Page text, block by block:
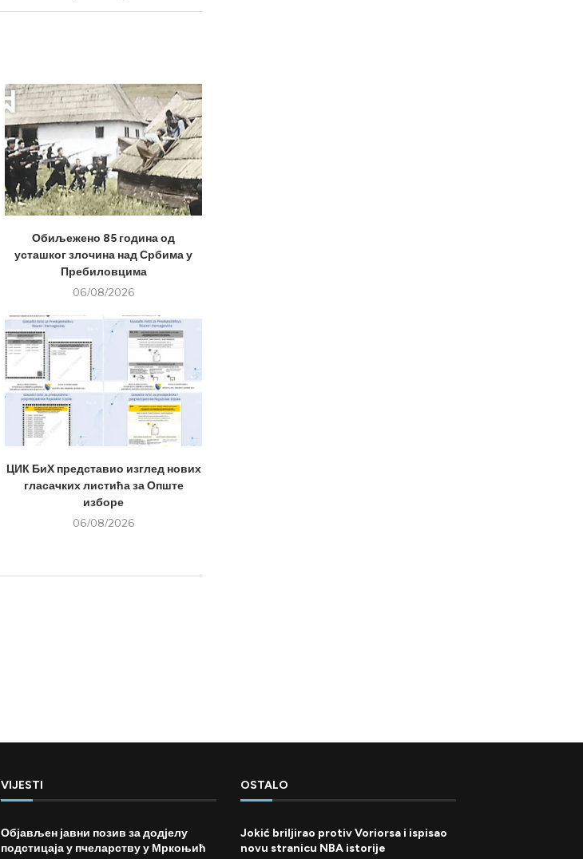
Обиљежено 85 година од
усташког злочина над Србима у
Пребиловцима
06/08/2026
ЦИК БиХ представио изглед нових
гласачких листића за Опште
изборе
06/08/2026
VIJESTI
Објављен јавни позив за додјелу
подстицаја у пчеларству у Мркоњић
OSTALO
Jokić briljirao protiv Voriorsa i ispisao
novu stranicu NBA istorije